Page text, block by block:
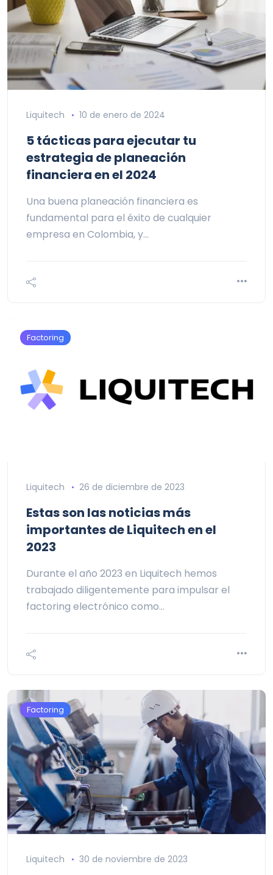
Liquitech 10 de enero de 2024
5 tácticas para ejecutar tu
estrategia de planeación
financiera en el 2024
Una buena planeación financiera es
fundamental para el éxito de cualquier
empresa en Colombia, y…
Factoring
Liquitech 26 de diciembre de 2023
Estas son las noticias más
importantes de Liquitech en el
2023
Durante el año 2023 en Liquitech hemos
trabajado diligentemente para impulsar el
factoring electrónico como…
Factoring
Liquitech 30 de noviembre de 2023